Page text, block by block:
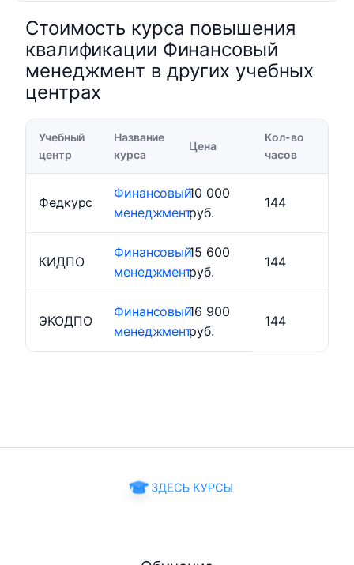
Стоимость курса повышения
квалификации Финансовый
менеджмент в других учебных
центрах
Учебный
центр
Название
курса
Цена
Кол-во
часов
Федкурс
Финансовый
менеджмент
10 000
руб.
144
КИДПО
Финансовый
менеджмент
15 600
руб.
144
ЭКОДПО
Финансовый
менеджмент
16 900
руб.
144